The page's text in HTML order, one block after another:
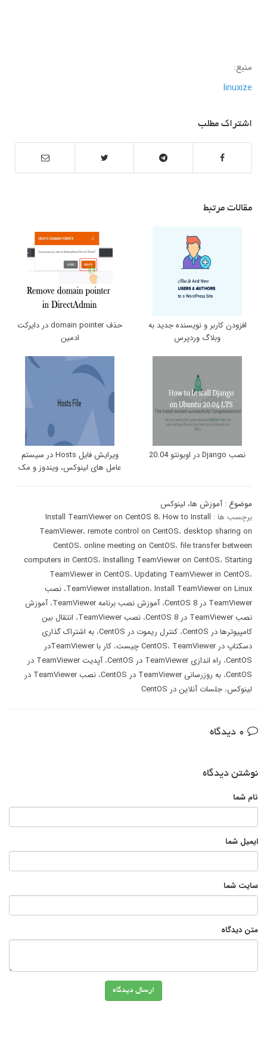
منبع:
linuxize
اشتراک مطلب
مقالات مرتبط
افزودن کاربر و نویسنده جدید به
وبلاگ وردپرس
حذف domain pointer در دایرکت
ادمین
نصب Django در اوبونتو 20.04
ویرایش فایل Hosts در سیستم
عامل های لینوکس، ویندوز و مک
موضوع :آموزش ها، لینوکس
برچسب ها :
Install TeamViewer on CentOS 8، How to Install
TeamViewer، remote control on CentOS، desktop sharing on
CentOS، online meeting on CentOS، file transfer between
computers in CentOS، Installing TeamViewer on CentOS، Starting
TeamViewer in CentOS، Updating TeamViewer in CentOS،
TeamViewer installation، Install TeamViewer on Linux ، نصب
TeamViewer در CentOS 8
،آموزش نصب برنامه TeamViewer ،آموزش
نصب TeamViewer در CentOS 8
، نصب TeamViewer ، انتقال بین
کامپیوترها در CentOS
، کنترل ریموت در CentOS ، به اشتراک گذاری
دسکتاپ در CentOS
، TeamViewer چیست ،
کار با TeamViewerدر
CentOS، راه اندازی TeamViewer در CentOS ،
آپدیت TeamViewer در
CentOS، به روزرسانی TeamViewer در CentOS ،
نصب TeamViewer در
لینوکس، جلسات آنلاین در CentOS
نوشتن دیدگاه
نام شما
ایمیل شما
سایت شما
متن دیدگاه
ارسال دیدگاه